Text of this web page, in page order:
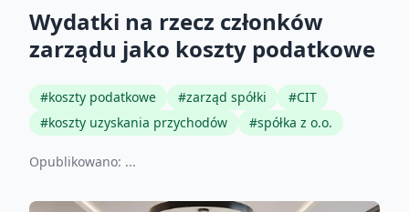
Wydatki na rzecz członków
zarządu jako koszty podatkowe
#koszty podatkowe #zarząd spółki #CIT
#koszty uzyskania przychodów #spółka z o.o.
Opublikowano: ...